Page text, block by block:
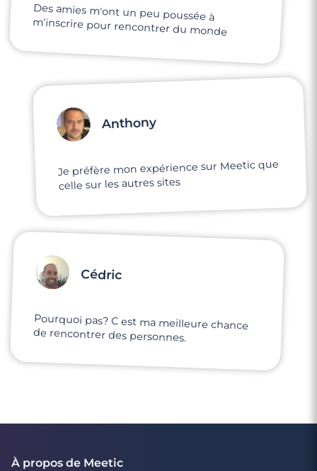
Des amies m'ont un peu poussée à
m'inscrire pour rencontrer du monde
Anthony
Je préfère mon expérience sur Meetic que
celle sur les autres sites
Cédric
Pourquoi pas? C est ma meilleure chance
de rencontrer des personnes.
À propos de Meetic